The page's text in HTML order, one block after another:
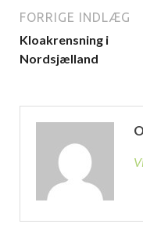
FORRIGE INDLÆG
Kloakrensning i
Nordsjælland